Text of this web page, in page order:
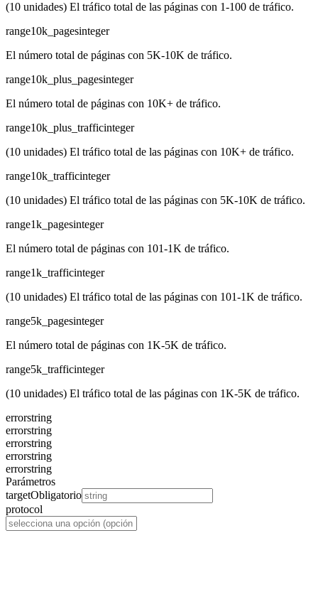
(10 unidades) El tráfico total de las páginas con 1-100 de tráfico.
range10k_pagesinteger
El número total de páginas con 5K-10K de tráfico.
range10k_plus_pagesinteger
El número total de páginas con 10K+ de tráfico.
range10k_plus_trafficinteger
(10 unidades) El tráfico total de las páginas con 10K+ de tráfico.
range10k_trafficinteger
(10 unidades) El tráfico total de las páginas con 5K-10K de tráfico.
range1k_pagesinteger
El número total de páginas con 101-1K de tráfico.
range1k_trafficinteger
(10 unidades) El tráfico total de las páginas con 101-1K de tráfico.
range5k_pagesinteger
El número total de páginas con 1K-5K de tráfico.
range5k_trafficinteger
(10 unidades) El tráfico total de las páginas con 1K-5K de tráfico.
errorstring
errorstring
errorstring
errorstring
errorstring
Parámetros
targetObligatorio
protocol